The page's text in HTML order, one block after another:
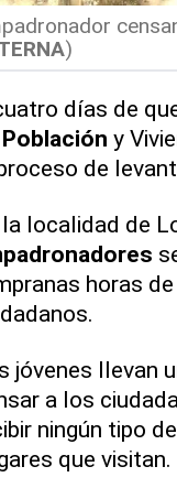
)
días de
Población y
de
la localidad de
horas
jóvenes llevan
a los
ningún tipo
que visitan.